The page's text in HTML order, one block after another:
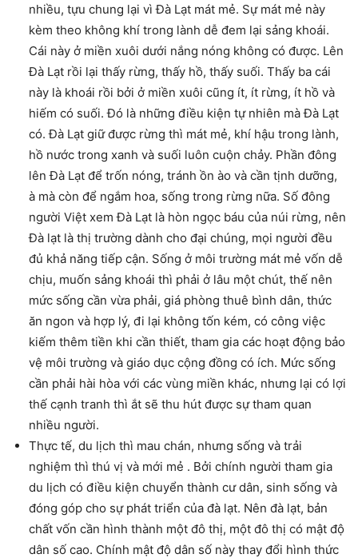
nhiều, tựu chung lại vì Đà Lạt mát mẻ. Sự mát mẻ này
kèm theo không khí trong lành dễ đem lại sảng khoái.
Cái này ở miền xuôi dưới nắng nóng không có được. Lên
Đà Lạt rồi lại thấy rừng, thấy hồ, thấy suối. Thấy ba cái
này là khoái rồi bởi ở miền xuôi cũng ít, ít rừng, ít hồ và
hiếm có suối. Đó là những điều kiện tự nhiên mà Đà Lạt
có. Đà Lạt giữ được rừng thì mát mẻ, khí hậu trong lành,
hồ nước trong xanh và suối luôn cuộn chảy. Phần đông
lên Đà Lạt để trốn nóng, tránh ồn ào và cần tịnh dưỡng,
à mà còn để ngắm hoa, sống trong rừng nữa. Số đông
người Việt xem Đà Lạt là hòn ngọc báu của núi rừng, nên
Đà lạt là thị trường dành cho đại chúng, mọi người đều
đủ khả năng tiếp cận. Sống ở môi trường mát mẻ vốn dễ
chịu, muốn sảng khoái thì phải ở lâu một chút, thế nên
mức sống cần vừa phải, giá phòng thuê bình dân, thức
ăn ngon và hợp lý, đi lại không tốn kém, có công việc
kiếm thêm tiền khi cần thiết, tham gia các hoạt động bảo
vệ môi trường và giáo dục cộng đồng có ích. Mức sống
cần phải hài hòa với các vùng miền khác, nhưng lại có lợi
thế cạnh tranh thì ắt sẽ thu hút được sự tham quan
nhiều người.
Thực tế, du lịch thì mau chán, nhưng sống và trải
nghiệm thì thú vị và mới mẻ . Bởi chính người tham gia
du lịch có điều kiện chuyển thành cư dân, sinh sống và
đóng góp cho sự phát triển của đà lạt. Nên đà lạt, bản
chất vốn cần hình thành một đô thị, một đô thị có mật độ
dân số cao. Chính mật độ dân số này thay đổi hình thức